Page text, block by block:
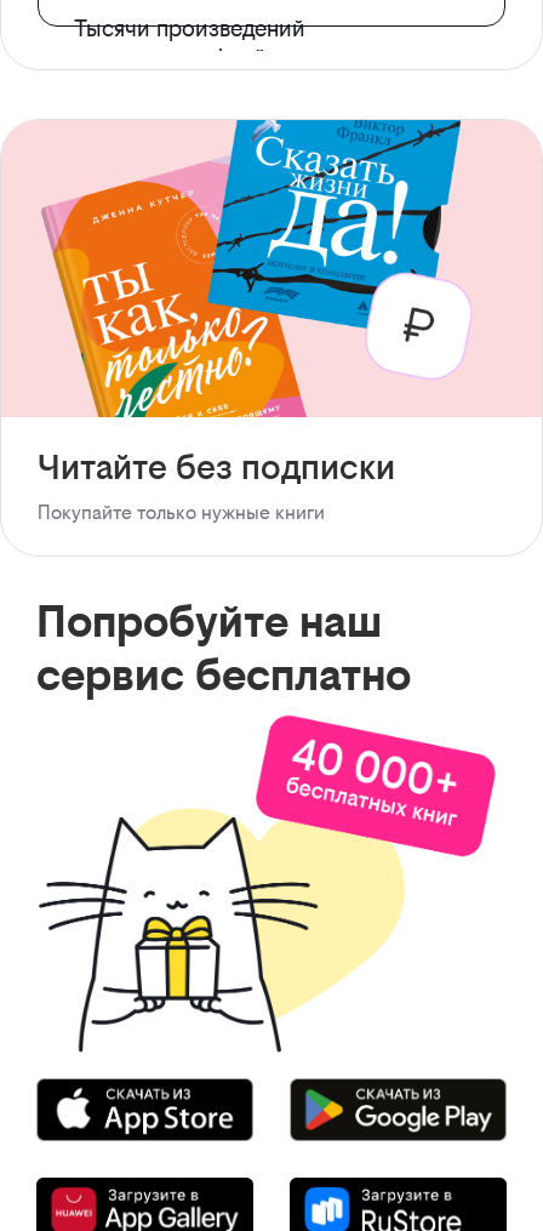
Тысячи произведений
с доступом офлайн
Читайте без подписки
Покупайте только нужные книги
Попробуйте наш
сервис бесплатно